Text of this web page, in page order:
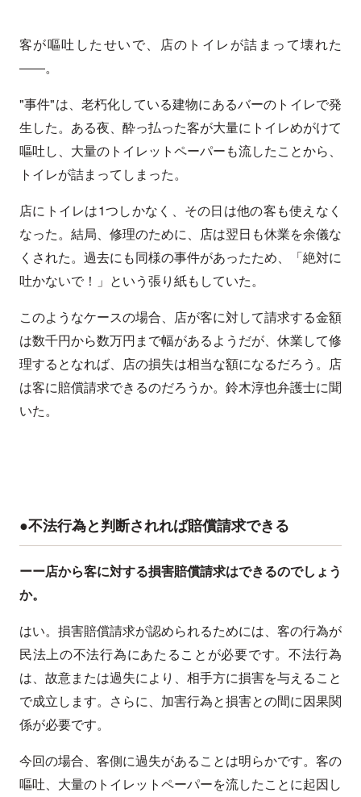
客が嘔吐したせいで、店のトイレが詰まって壊れた
――。
"事件"は、老朽化している建物にあるバーのトイレで発
生した。ある夜、酔っ払った客が大量にトイレめがけて
嘔吐し、大量のトイレットペーパーも流したことから、
トイレが詰まってしまった。
店にトイレは1つしかなく、その日は他の客も使えなく
なった。結局、修理のために、店は翌日も休業を余儀な
くされた。過去にも同様の事件があったため、「絶対に
吐かないで！」という張り紙もしていた。
このようなケースの場合、店が客に対して請求する金額
は数千円から数万円まで幅があるようだが、休業して修
理するとなれば、店の損失は相当な額になるだろう。店
は客に賠償請求できるのだろうか。鈴木淳也弁護士に聞
いた。
●不法行為と判断されれば賠償請求できる
ーー店から客に対する損害賠償請求はできるのでしょう
か。
はい。損害賠償請求が認められるためには、客の行為が
民法上の不法行為にあたることが必要です。不法行為
は、故意または過失により、相手方に損害を与えること
で成立します。さらに、加害行為と損害との間に因果関
係が必要です。
今回の場合、客側に過失があることは明らかです。客の
嘔吐、大量のトイレットペーパーを流したことに起因し